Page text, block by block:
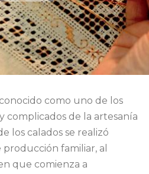
como uno de los
complicados de la artesanía
los calados se realizó
familiar, al
que comienza a